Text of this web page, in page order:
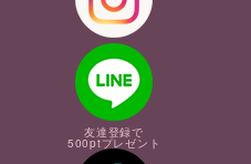
友達登録で
500ptプレゼント